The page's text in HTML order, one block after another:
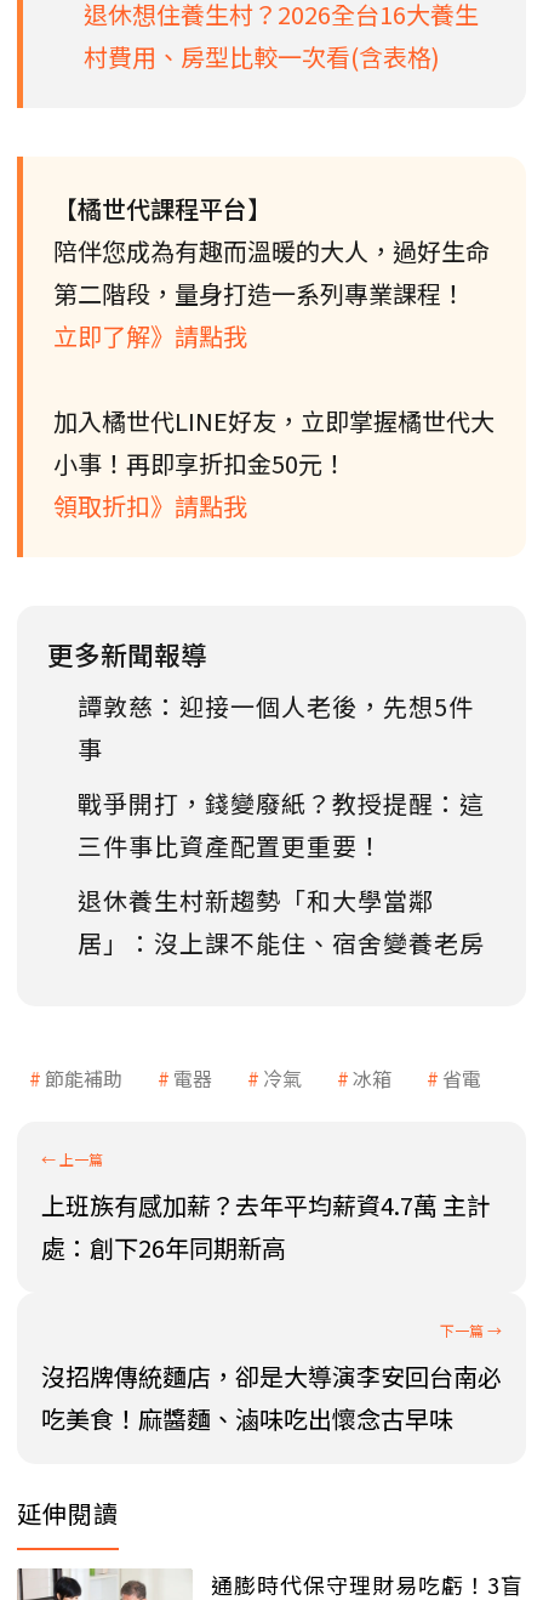
退休想住養生村？2026全台16大養生
村費用、房型比較一次看(含表格)
【橘世代課程平台】
陪伴您成為有趣而溫暖的大人，過好生命
第二階段，量身打造一系列專業課程！
立即了解》請點我
加入橘世代LINE好友，立即掌握橘世代大
小事！再即享折扣金50元！
領取折扣》請點我
更多新聞報導
譚敦慈：迎接一個人老後，先想5件
事
戰爭開打，錢變廢紙？教授提醒：這
三件事比資產配置更重要！
退休養生村新趨勢「和大學當鄰
居」：沒上課不能住、宿舍變養老房
節能補助 電器 冷氣 冰箱 省電
上班族有感加薪？去年平均薪資4.7萬 主計
處：創下26年同期新高
沒招牌傳統麵店，卻是大導演李安回台南必
吃美食！麻醬麵、滷味吃出懷念古早味
延伸閱讀
通膨時代保守理財易吃虧！3盲